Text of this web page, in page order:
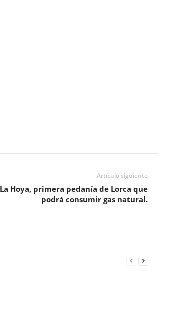
Artículo siguiente
La Hoya, primera pedanía de Lorca que
podrá consumir gas natural.